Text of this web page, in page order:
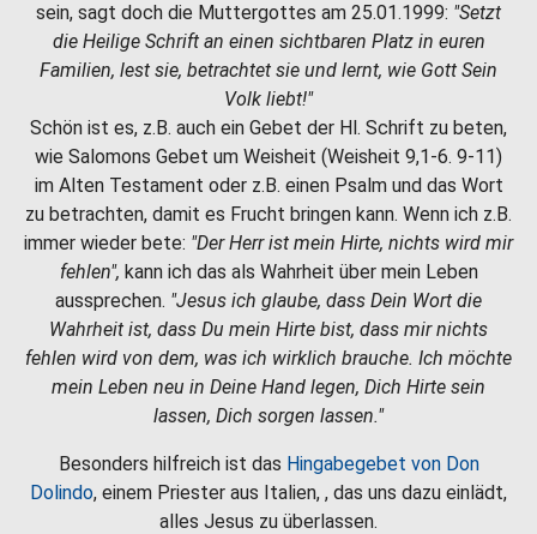
sein, sagt doch die Muttergottes am 25.01.1999: "Setzt
die Heilige Schrift an einen sichtbaren Platz in euren
Familien, lest sie, betrachtet sie und lernt, wie Gott Sein
Volk liebt!"
Schön ist es, z.B. auch ein Gebet der Hl. Schrift zu beten,
wie Salomons Gebet um Weisheit (Weisheit 9,1-6. 9-11)
im Alten Testament oder z.B. einen Psalm und das Wort
zu betrachten, damit es Frucht bringen kann. Wenn ich z.B.
immer wieder bete: "Der Herr ist mein Hirte, nichts wird mir
fehlen", kann ich das als Wahrheit über mein Leben
aussprechen. "Jesus ich glaube, dass Dein Wort die
Wahrheit ist, dass Du mein Hirte bist, dass mir nichts
fehlen wird von dem, was ich wirklich brauche. Ich möchte
mein Leben neu in Deine Hand legen, Dich Hirte sein
lassen, Dich sorgen lassen."
Besonders hilfreich ist das Hingabegebet von Don
Dolindo, einem Priester aus Italien, , das uns dazu einlädt,
alles Jesus zu überlassen.